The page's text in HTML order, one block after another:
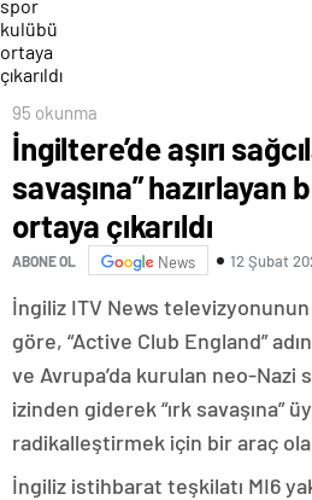
95 okunma
İngiltere’de aşırı
savaşına” hazırlayan
ortaya çıkarıldı
ABONE OL News 12 Şubat
İngiliz ITV News
göre, “Active Club England”
ve Avrupa’da kurulan neo-Nazi
izinden giderek “ırk savaşına”
radikalleştirmek için bir araç
İngiliz istihbarat teşkilatı MI6